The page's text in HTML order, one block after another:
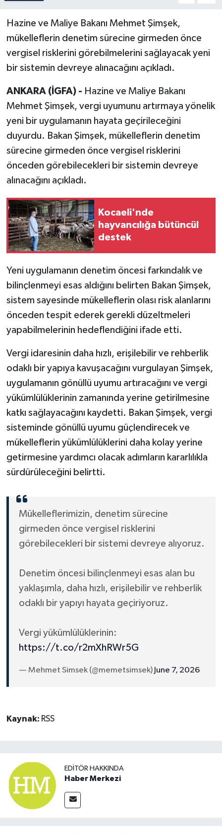
Hazine ve Maliye Bakanı Mehmet Şimşek,
mükelleflerin denetim sürecine girmeden önce
vergisel risklerini görebilmelerini sağlayacak yeni
bir sistemin devreye alınacağını açıkladı.
ANKARA (İGFA) - Hazine ve Maliye Bakanı
Mehmet Şimşek, vergi uyumunu artırmaya yönelik
yeni bir uygulamanın hayata geçirileceğini
duyurdu. Bakan Şimşek, mükelleflerin denetim
sürecine girmeden önce vergisel risklerini
önceden görebilecekleri bir sistemin devreye
alınacağını açıkladı.
Kocaeli'nde
hayvancılığa bütüncül
destek
Yeni uygulamanın denetim öncesi farkındalık ve
bilinçlenmeyi esas aldığını belirten Bakan Şimşek,
sistem sayesinde mükelleflerin olası risk alanlarını
önceden tespit ederek gerekli düzeltmeleri
yapabilmelerinin hedeflendiğini ifade etti.
Vergi idaresinin daha hızlı, erişilebilir ve rehberlik
odaklı bir yapıya kavuşacağını vurgulayan Şimşek,
uygulamanın gönüllü uyumu artıracağını ve vergi
yükümlülüklerinin zamanında yerine getirilmesine
katkı sağlayacağını kaydetti. Bakan Şimşek, vergi
sisteminde gönüllü uyumu güçlendirecek ve
mükelleflerin yükümlülüklerini daha kolay yerine
getirmesine yardımcı olacak adımların kararlılıkla
sürdürüleceğini belirtti.
Mükelleflerimizin, denetim sürecine
girmeden önce vergisel risklerini
görebilecekleri bir sistemi devreye alıyoruz.
Denetim öncesi bilinçlenmeyi esas alan bu
yaklaşımla, daha hızlı, erişilebilir ve rehberlik
odaklı bir yapıyı hayata geçiriyoruz.
Vergi yükümlülüklerinin:
https://t.co/r2mXhRWr5G
— Mehmet Simsek (@memetsimsek) June 7, 2026
Kaynak: RSS
EDITÖR HAKKINDA
Haber Merkezi